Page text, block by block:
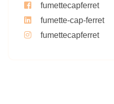
fumettecapferret
fumette-cap-ferret
fumettecapferret